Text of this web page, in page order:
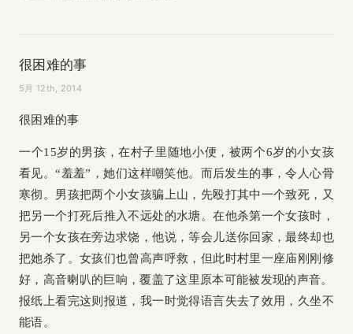
很困难的事
5月 12th, 2014
很困难的事
一个15岁的男孩，在村子里随地小便，被两个6岁的小女孩
看见。“羞羞”，她们这样嘲笑他。而后发生的事，令人心骨
寒彻。男孩把两个小女孩骗上山，先殴打其中一个致死，又
把另一个打死后推入不远处的水塘。在他杀第一个女孩时，
另一个女孩在旁边求饶，他说，等会儿送你回家，最终却也
把她杀了。女孩们也曾高声呼救，但此时村里一座庙刚刚修
好，高音喇叭的巨响，覆盖了这里原本可能被发现的声音。
报纸上看完这则报道，我一时觉得语言失去了效用，久坐不
能语。